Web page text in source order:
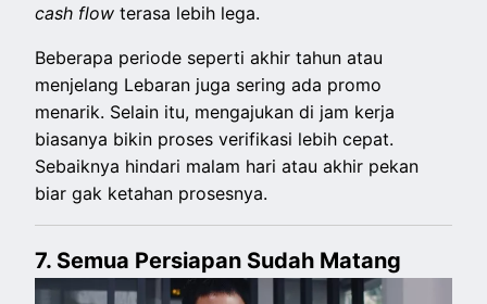
cash flow terasa lebih lega.
Beberapa periode seperti akhir tahun atau
menjelang Lebaran juga sering ada promo
menarik. Selain itu, mengajukan di jam kerja
biasanya bikin proses verifikasi lebih cepat.
Sebaiknya hindari malam hari atau akhir pekan
biar gak ketahan prosesnya.
7. Semua Persiapan Sudah Matang